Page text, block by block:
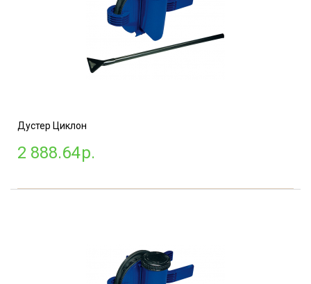
Дустер Циклон
2 888.64р.